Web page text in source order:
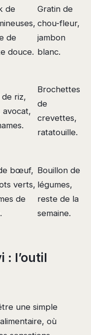
de
de
douce.
Gratin de
chou-fleur,
jambon
blanc.
riz,
avocat,
Brochettes
de
crevettes,
ratatouille.
bœuf,
verts,
de
Bouillon de
légumes,
reste de la
semaine.
: l’outil
une simple
où